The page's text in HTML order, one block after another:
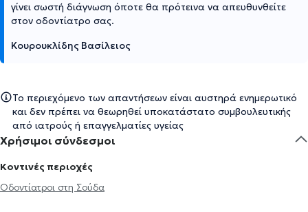
γίνει σωστή διάγνωση όποτε θα πρότεινα να απευθυνθείτε
στον οδοντίατρο σας.
Κουρουκλίδης Βασίλειος
Το περιεχόμενο των απαντήσεων είναι αυστηρά ενημερωτικό
και δεν πρέπει να θεωρηθεί υποκατάστατο συμβουλευτικής
από ιατρούς ή επαγγελματίες υγείας
Χρήσιμοι σύνδεσμοι
Κοντινές περιοχές
Οδοντίατροι στη Σούδα